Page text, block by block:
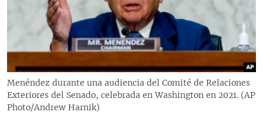
RADIO MARTÍ
ESPECIALES
ESPECIALES
LA REALIDAD DE LA VIVIENDA EN CUBA
SER VIEJO EN CUBA
MULTIMEDIA
EDITORIALES
SÍGUENOS
Menéndez durante una audiencia del Comité de Relaciones
Exteriores del Senado, celebrada en Washington en 2021. (AP
Photo/Andrew Harnik)